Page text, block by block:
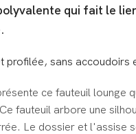
qui fait le
profilée, sans accoudoirs
ce fauteuil lounge
fauteuil arbore une
Le dossier et l'assise